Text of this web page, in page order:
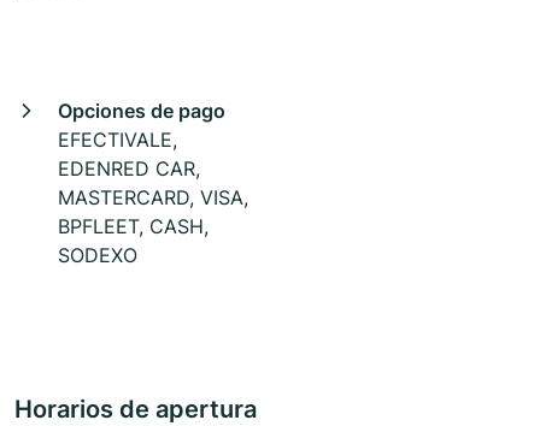
Opciones de pago
EFECTIVALE,
EDENRED CAR,
MASTERCARD, VISA,
BPFLEET, CASH,
SODEXO
Horarios de apertura